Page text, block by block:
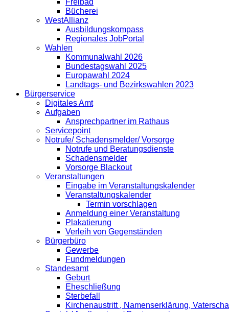
Freibad
Bücherei
WestAllianz
Ausbildungskompass
Regionales JobPortal
Wahlen
Kommunalwahl 2026
Bundestagswahl 2025
Europawahl 2024
Landtags- und Bezirkswahlen 2023
Bürgerservice
Digitales Amt
Aufgaben
Ansprechpartner im Rathaus
Servicepoint
Notrufe/ Schadensmelder/ Vorsorge
Notrufe und Beratungsdienste
Schadensmelder
Vorsorge Blackout
Veranstaltungen
Eingabe im Veranstaltungskalender
Veranstaltungskalender
Termin vorschlagen
Anmeldung einer Veranstaltung
Plakatierung
Verleih von Gegenständen
Bürgerbüro
Gewerbe
Fundmeldungen
Standesamt
Geburt
Eheschließung
Sterbefall
Kirchenaustritt , Namenserklärung,